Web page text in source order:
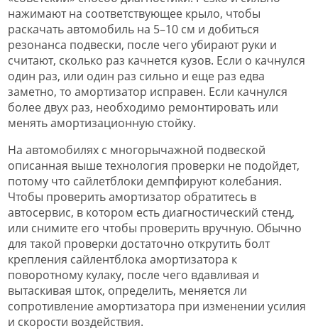
нажимают на соответствующее крыло, чтобы
раскачать автомобиль на 5–10 см и добиться
резонанса подвески, после чего убирают руки и
считают, сколько раз качнется кузов. Если о качнулся
один раз, или один раз сильно и еще раз едва
заметно, то амортизатор исправен. Если качнулся
более двух раз, необходимо ремонтировать или
менять амортизационную стойку.
На автомобилях с многорычажной подвеской
описанная выше технология проверки не подойдет,
потому что сайлетблоки демпфируют колебания.
Чтобы проверить амортизатор обратитесь в
автосервис, в котором есть диагностический стенд,
или снимите его чтобы проверить вручную. Обычно
для такой проверки достаточно открутить болт
крепления сайлентблока амортизатора к
поворотному кулаку, после чего вдавливая и
вытаскивая шток, определить, меняется ли
сопротивление амортизатора при изменении усилия
и скорости воздействия.